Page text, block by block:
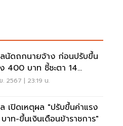
นัดถกนายจ้าง ก่อนปรับขึ้น
400 บาท ชี้ชะตา 14
. 2567 | 23:19 น.
เปิดเหตุผล "ปรับขึ้นค่าแรง
าท-ขึ้นเงินเดือนข้าราชการ"